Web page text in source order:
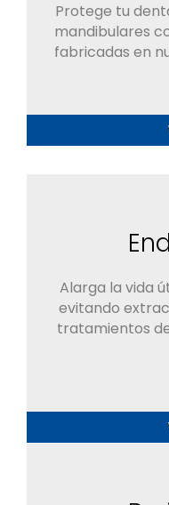
Protege tu
mandibulares
fabricadas en
Alarga la vida
evitando
tratamientos